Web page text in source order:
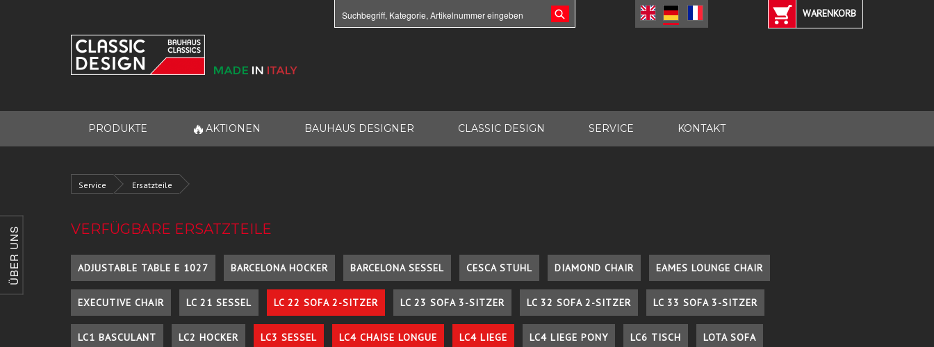
ÜBER UNS
WARENKORB
PRODUKTE 🔥 AKTIONEN BAUHAUS DESIGNER CLASSIC DESIGN SERVICE KONTAKT
Service Ersatzteile
VERFÜGBARE ERSATZTEILE
ADJUSTABLE TABLE E 1027 BARCELONA HOCKER BARCELONA SESSEL CESCA STUHL DIAMOND CHAIR EAMES LOUNGE CHAIR
EXECUTIVE CHAIR LC 21 SESSEL LC 22 SOFA 2-SITZER LC 23 SOFA 3-SITZER LC 32 SOFA 2-SITZER LC 33 SOFA 3-SITZER
LC1 BASCULANT LC2 HOCKER LC3 SESSEL LC4 CHAISE LONGUE LC4 LIEGE LC4 LIEGE PONY LC6 TISCH LOTA SOFA